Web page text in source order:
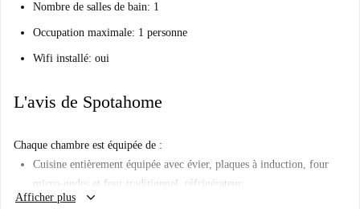
Nombre de salles de bain: 1
Occupation maximale: 1 personne
Wifi installé: oui
L'avis de Spotahome
Chaque chambre est équipée de :
Cuisine entièrement équipée avec évier, plaques à induction, four
micro-ondes et four traditionnel, réfrigérateur.
Afficher plus keyboard_arrow_down